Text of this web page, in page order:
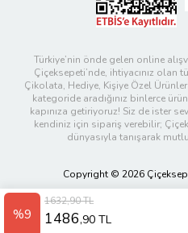
%9
1632,90 TL
1486,90 TL
Türkiye’nin önde gelen online
Çiçeksepeti’nde, ihtiyacınız
Çikolata, Hediye, Kişiye Özel
kategoride aradığınız binlerce
kapınıza getiriyoruz! Siz de ister
kendiniz için sipariş verebilir;
dünyasıyla tanışarak
Copyright © 2026